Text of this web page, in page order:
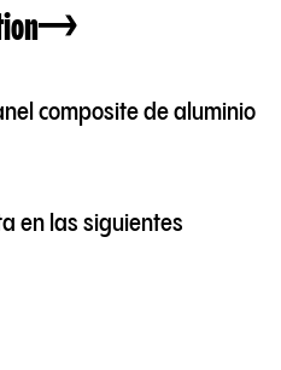
composite de aluminio
en las siguientes